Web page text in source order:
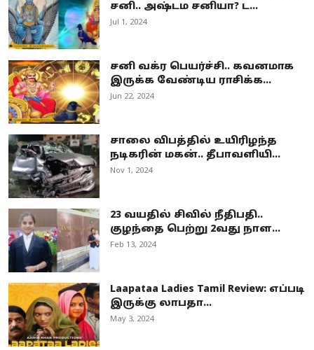
சனி.. அஷ்டம சனியா? ட...
Jul 1, 2024
சனி வக்ர பெயர்ச்சி.. கவனமாக
இருக்க வேண்டிய ராசிக்க...
Jun 22, 2024
சாலை விபத்தில் உயிரிழந்த
நடிகரின் மகன்.. தீபாவளியி...
Nov 1, 2024
23 வயதில் சிவில் நீதிபதி..
குழந்தை பெற்று 2வது நாள...
Feb 13, 2024
Laapataa Ladies Tamil Review: எப்படி
இருக்கு லாபதா...
May 3, 2024